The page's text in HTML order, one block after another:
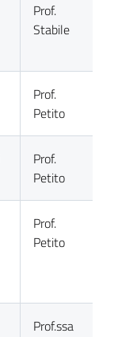
Prof.
Stabile
Prof.
Petito
Prof.
Petito
Prof.
Petito
Prof.ssa